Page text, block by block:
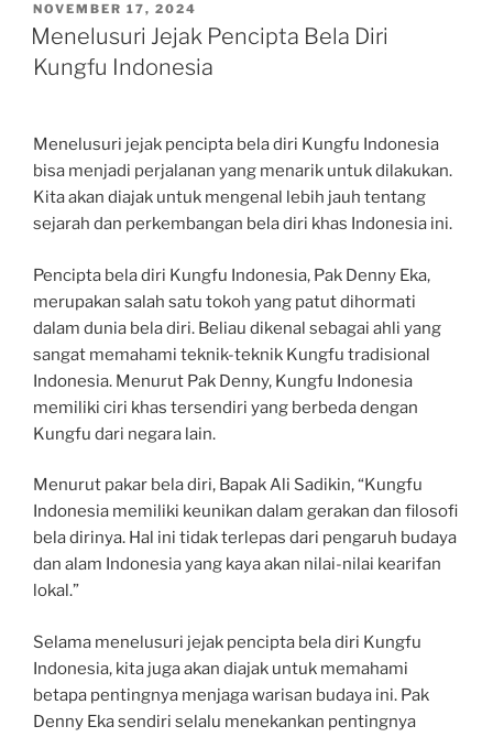
POSTED
ON
NOVEMBER 17, 2024
Menelusuri Jejak Pencipta Bela Diri
Kungfu Indonesia
Menelusuri jejak pencipta bela diri Kungfu Indonesia
bisa menjadi perjalanan yang menarik untuk dilakukan.
Kita akan diajak untuk mengenal lebih jauh tentang
sejarah dan perkembangan bela diri khas Indonesia ini.
Pencipta bela diri Kungfu Indonesia, Pak Denny Eka,
merupakan salah satu tokoh yang patut dihormati
dalam dunia bela diri. Beliau dikenal sebagai ahli yang
sangat memahami teknik-teknik Kungfu tradisional
Indonesia. Menurut Pak Denny, Kungfu Indonesia
memiliki ciri khas tersendiri yang berbeda dengan
Kungfu dari negara lain.
Menurut pakar bela diri, Bapak Ali Sadikin, “Kungfu
Indonesia memiliki keunikan dalam gerakan dan filosofi
bela dirinya. Hal ini tidak terlepas dari pengaruh budaya
dan alam Indonesia yang kaya akan nilai-nilai kearifan
lokal.”
Selama menelusuri jejak pencipta bela diri Kungfu
Indonesia, kita juga akan diajak untuk memahami
betapa pentingnya menjaga warisan budaya ini. Pak
Denny Eka sendiri selalu menekankan pentingnya